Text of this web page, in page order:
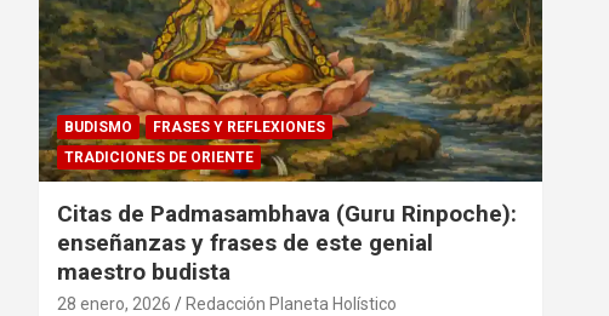
BUDISMO
FRASES Y REFLEXIONES
TRADICIONES DE ORIENTE
Citas de Padmasambhava (Guru Rinpoche):
enseñanzas y frases de este genial
maestro budista
28 enero, 2026 Redacción Planeta Holístico